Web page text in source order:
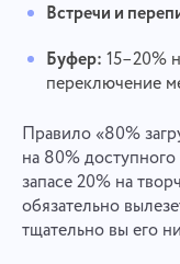
Встречи и
Буфер: 15–20%
переключение
Правило «80%
на 80%
запасе 20% на
обязательно
тщательно вы его